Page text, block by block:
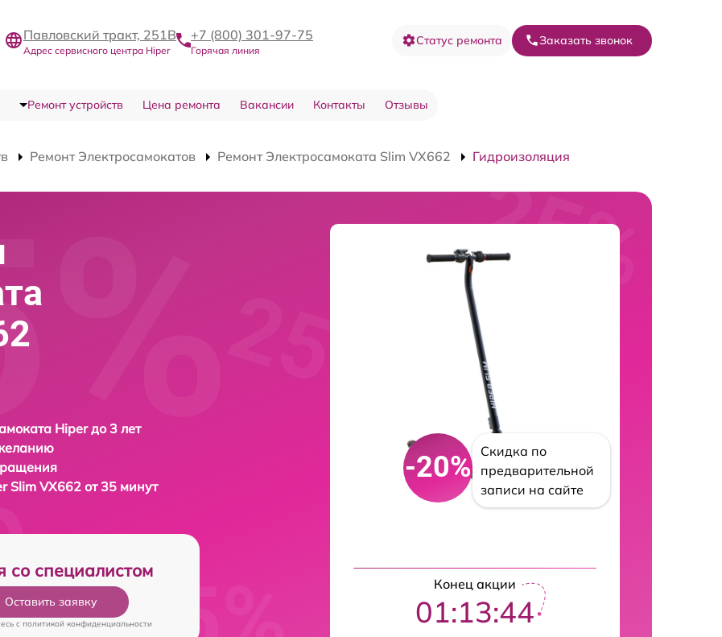
Павловский тракт, 251В
Адрес сервисного центра Hiper
+7 (800) 301-97-75
Горячая линия
Статус ремонта Заказать звонок
Ремонт устройств Цена ремонта Вакансии Контакты Отзывы
Ремонт Электросамокатов Ремонт Электросамоката Slim VX662 Гидроизоляция
Hiper до 3 лет
Slim VX662 от 35 минут
со специалистом
Оставить заявку
c политикой конфиденциальности
-20%
Скидка по
предварительной
записи на сайте
Конец акции
01:13:43